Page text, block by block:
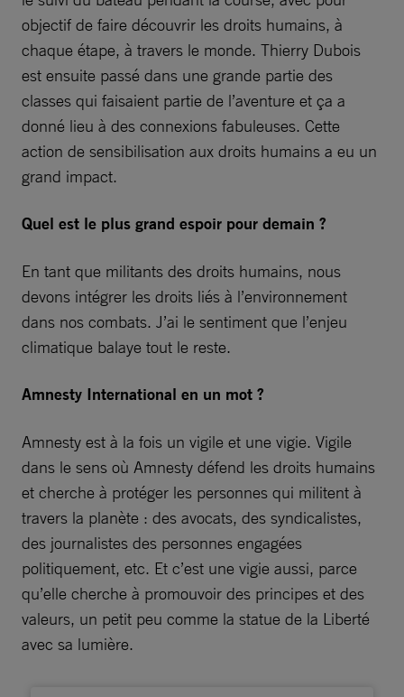
objectif de faire découvrir les droits humains, à
chaque étape, à travers le monde. Thierry Dubois
est ensuite passé dans une grande partie des
classes qui faisaient partie de l’aventure et ça a
donné lieu à des connexions fabuleuses. Cette
action de sensibilisation aux droits humains a eu un
grand impact.
Quel est le plus grand espoir pour demain ?
En tant que militants des droits humains, nous
devons intégrer les droits liés à l’environnement
dans nos combats. J’ai le sentiment que l’enjeu
climatique balaye tout le reste.
Amnesty International en un mot ?
Amnesty est à la fois un vigile et une vigie. Vigile
dans le sens où Amnesty défend les droits humains
et cherche à protéger les personnes qui militent à
travers la planète : des avocats, des syndicalistes,
des journalistes des personnes engagées
politiquement, etc. Et c’est une vigie aussi, parce
qu’elle cherche à promouvoir des principes et des
valeurs, un petit peu comme la statue de la Liberté
avec sa lumière.